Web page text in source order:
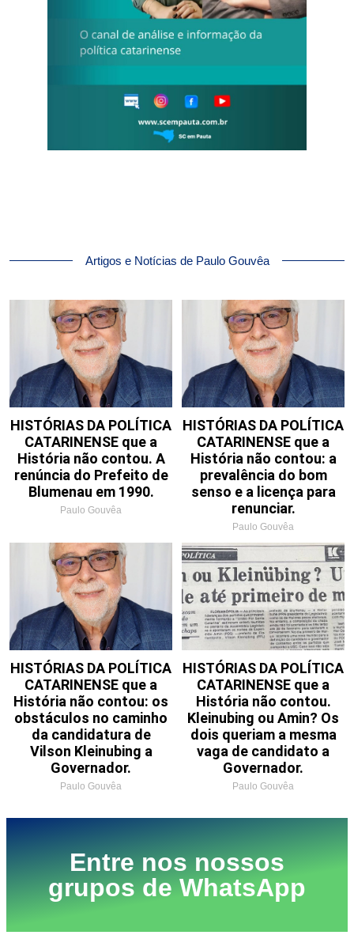
Artigos e Notícias de Paulo Gouvêa
HISTÓRIAS DA POLÍTICA
CATARINENSE que a
História não contou. A
renúncia do Prefeito de
Blumenau em 1990.
Paulo Gouvêa
HISTÓRIAS DA POLÍTICA
CATARINENSE que a
História não contou: a
prevalência do bom
senso e a licença para
renunciar.
Paulo Gouvêa
HISTÓRIAS DA POLÍTICA
CATARINENSE que a
História não contou: os
obstáculos no caminho
da candidatura de
Vilson Kleinubing a
Governador.
Paulo Gouvêa
HISTÓRIAS DA POLÍTICA
CATARINENSE que a
História não contou.
Kleinubing ou Amin? Os
dois queriam a mesma
vaga de candidato a
Governador.
Paulo Gouvêa
Entre nos nossos
grupos de WhatsApp